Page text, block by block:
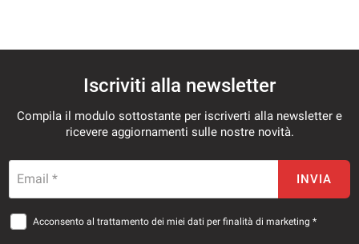
Iscriviti alla newsletter
Compila il modulo sottostante per iscriverti alla newsletter e
ricevere aggiornamenti sulle nostre novità.
Email * INVIA
Acconsento al trattamento dei miei dati per finalità di marketing *